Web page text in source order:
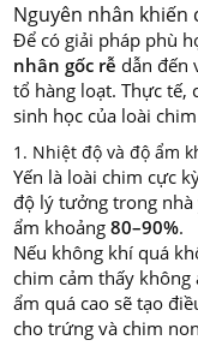
Nguyên nhân khiến
Để có giải pháp phù
nhân gốc rễ dẫn đến
tổ hàng loạt. Thực tế,
sinh học của loài
1. Nhiệt độ và độ ẩm
Yến là loài chim cực
độ lý tưởng trong
ẩm khoảng80–90%.
Nếu không khí quá
chim cảm thấy
ẩm quá cao sẽ tạo
cho trứng và chim